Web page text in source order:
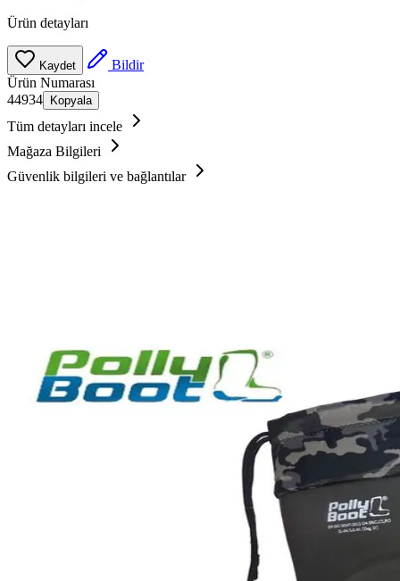
Ürün detayları
Kaydet
Bildir
Ürün Numarası
44934
Kopyala
Tüm detayları incele
Mağaza Bilgileri
Güvenlik bilgileri ve bağlantılar